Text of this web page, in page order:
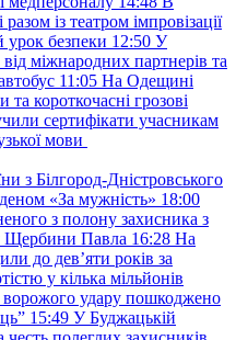
із театром імпровізації
урок безпеки 12:50 У
міжнародних партнерів та
11:05 На Одещині
короткочасні грозові
сертифікати учасникам
мови
з Білгород-Дністровського
«За мужність» 18:00
з полону захисника з
Щербини Павла 16:28 На
до дев’яти років за
у кілька мільйонів
ворожого удару пошкоджено
15:49 У Буджацькій